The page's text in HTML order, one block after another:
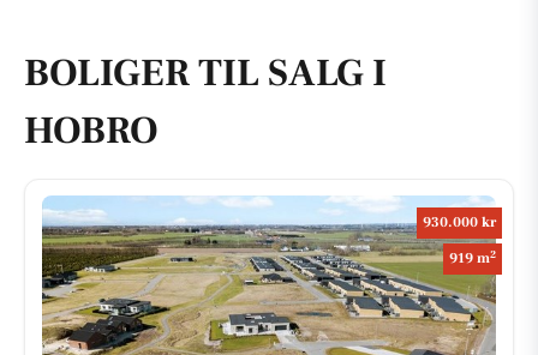
BOLIGER TIL SALG I
HOBRO
930.000 kr
919 m2